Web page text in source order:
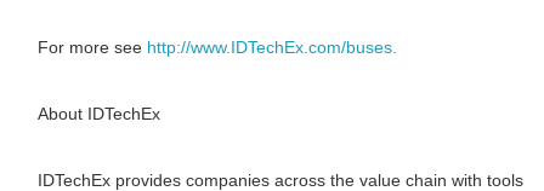
For more see http://www.IDTechEx.com/buses.
About IDTechEx
IDTechEx provides companies across the value chain with tools